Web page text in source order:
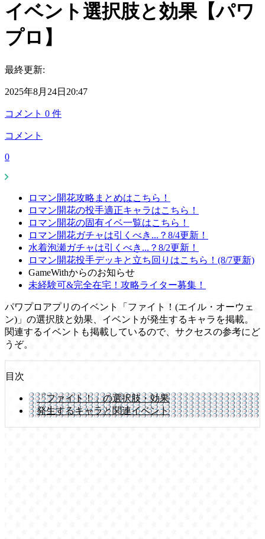
イベント選択肢と効果【パワ
プロ】
最終更新:
2025年8月24日20:47
コメント 0 件
コメント
0
ロマン開花攻略まとめはこちら！
ロマン開花の投手適正キャラはこちら！
ロマン開花の固有イベ一覧はこちら！
ロマン開花ガチャは引くべき...？8/4更新！
水着泡瀬ガチャは引くべき...？8/2更新！
ロマン開花投手デッキと立ち回りはこちら！(8/7更新)
GameWithからのお知らせ
未経験可&完全在宅！攻略ライター募集！
パワプロアプリのイベント「ファイト！(エイル・オーウェ
ン)」の選択肢と効果、イベントが発生するキャラを掲載。
関連するイベントも掲載しているので、サクセスの参考にど
うぞ。
目次
「ファイト！」の選択肢・効果
発生するキャラと関連イベント